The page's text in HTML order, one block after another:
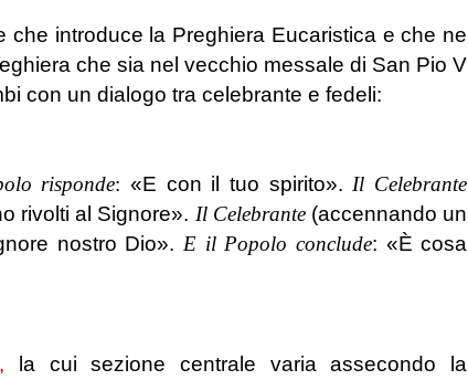
che introduce la Preghiera Eucaristica e che ne
che sia nel vecchio messale di San Pio V
con un dialogo tra celebrante e fedeli:
risponde: «E con il tuo spirito».Il Celebrante
rivolti al Signore». Il Celebrante (accennando un
nostro Dio».E il Popolo conclude: «È cosa
, la cui sezione centrale varia assecondo la